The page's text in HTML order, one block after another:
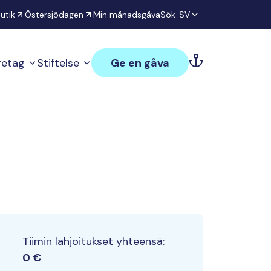
Östersjödagen Min månadsgåvaSök SV
Stiftelse Ge en gåva
Tiimin lahjoitukset yhteensä:
0 €